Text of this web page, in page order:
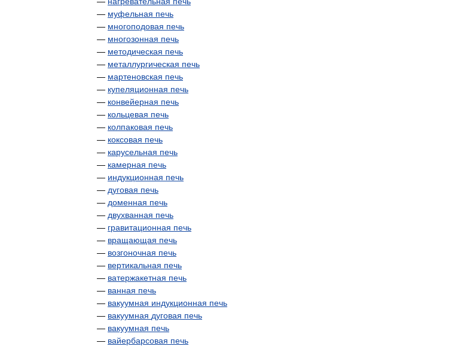
— муфельная печь
— многоподовая печь
— многозонная печь
— методическая печь
— металлургическая печь
— мартеновская печь
— купеляционная печь
— конвейерная печь
— кольцевая печь
— колпаковая печь
— коксовая печь
— карусельная печь
— камерная печь
— индукционная печь
— дуговая печь
— доменная печь
— двухванная печь
— гравитационная печь
— вращающая печь
— возгоночная печь
— вертикальная печь
— ватержакетная печь
— ванная печь
— вакуумная индукционная печь
— вакуумная дуговая печь
— вакуумная печь
— вайербарсовая печь